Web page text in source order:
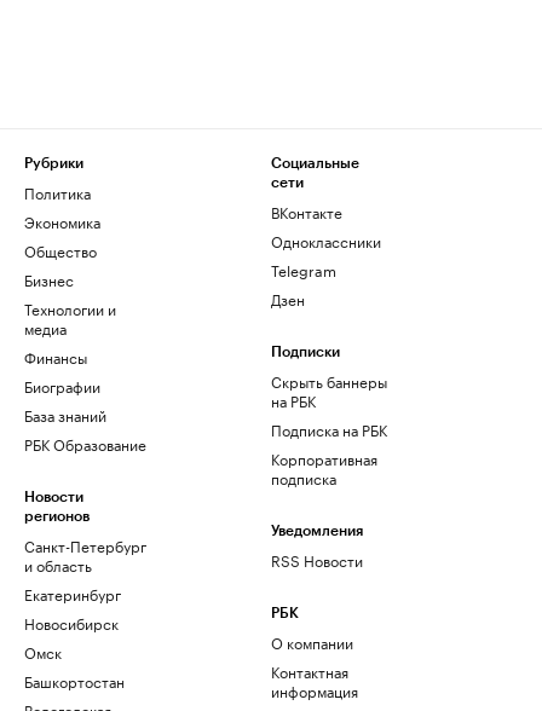
Рубрики
Политика
Экономика
Общество
Бизнес
Технологии и
медиа
Финансы
Биографии
База знаний
РБК Образование
Новости
регионов
Санкт-Петербург
и область
Екатеринбург
Новосибирск
Омск
Башкортостан
Социальные
сети
ВКонтакте
Одноклассники
Telegram
Дзен
Подписки
Скрыть баннеры
на РБК
Подписка на РБК
Корпоративная
подписка
Уведомления
RSS Новости
РБК
О компании
Контактная
информация